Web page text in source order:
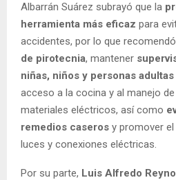
Albarrán Suárez subrayó que la
herramienta más eficaz para
accidentes, por lo que recomendó
de pirotecnia, mantener
niñas, niños y personas
acceso a la cocina y al manejo
materiales eléctricos, así como
remedios caseros y promover
luces y conexiones eléctricas.
Por su parte, Luis Alfredo